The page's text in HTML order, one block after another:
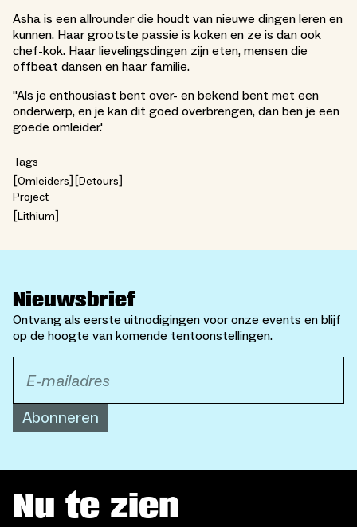
Asha is een allrounder die houdt van nieuwe dingen leren en
kunnen. Haar grootste passie is koken en ze is dan ook
chef-kok. Haar lievelingsdingen zijn eten, mensen die
offbeat dansen en haar familie.
''Als je enthousiast bent over- en bekend bent met een
onderwerp, en je kan dit goed overbrengen, dan ben je een
goede omleider.'
Tags
Omleiders
Detours
Project
Lithium
Nieuwsbrief
Ontvang als eerste uitnodigingen voor onze events en blijf
op de hoogte van komende tentoonstellingen.
Abonneren
Nu te zien